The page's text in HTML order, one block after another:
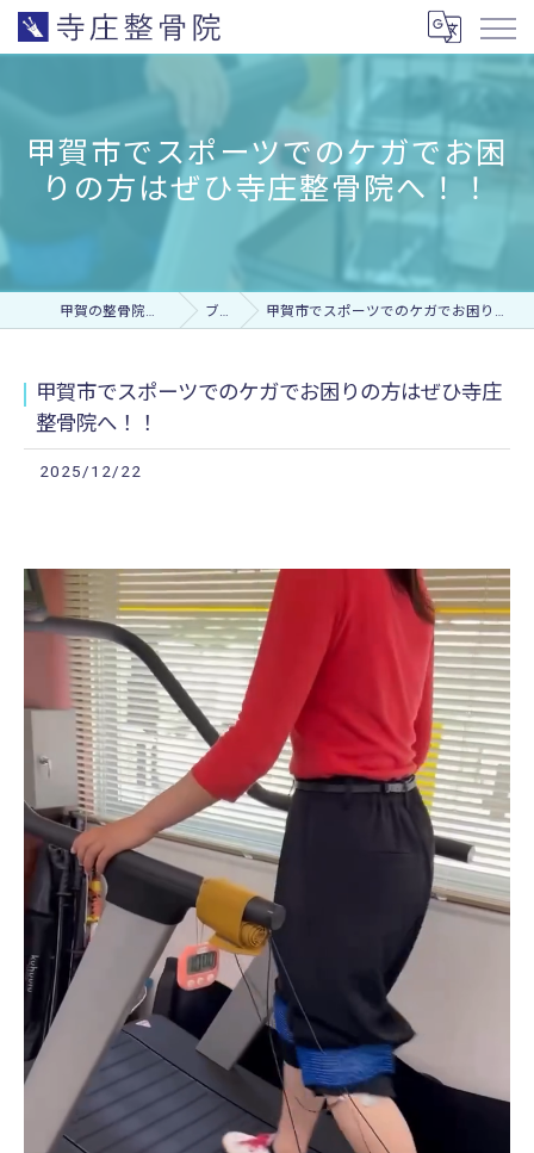
甲賀市でスポーツでのケガでお困
りの方はぜひ寺庄整骨院へ！！
甲賀の整骨院なら寺庄整骨院 ブログ 甲賀市でスポーツでのケガでお困りの方はぜひ寺庄整骨院へ！！
甲賀市でスポーツでのケガでお困りの方はぜひ寺庄
整骨院へ！！
2025/12/22